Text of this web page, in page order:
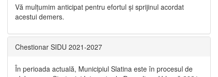
Vă mulţumim anticipat pentru efortul şi sprijinul acordat
acestui demers.
Chestionar SIDU 2021-2027
În perioada actuală, Municipiul Slatina este în procesul de